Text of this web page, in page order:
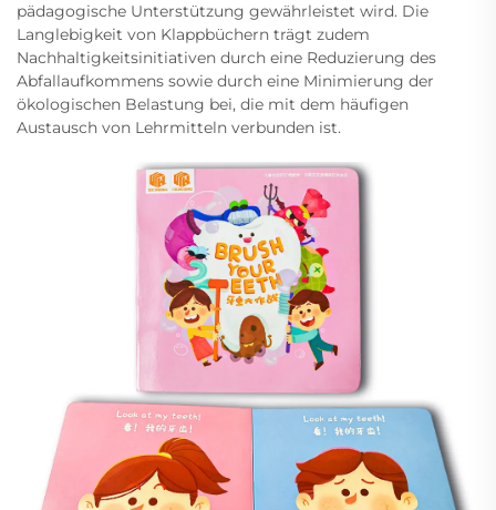
pädagogische Unterstützung gewährleistet wird. Die
Langlebigkeit von Klappbüchern trägt zudem
Nachhaltigkeitsinitiativen durch eine Reduzierung des
Abfallaufkommens sowie durch eine Minimierung der
ökologischen Belastung bei, die mit dem häufigen
Austausch von Lehrmitteln verbunden ist.